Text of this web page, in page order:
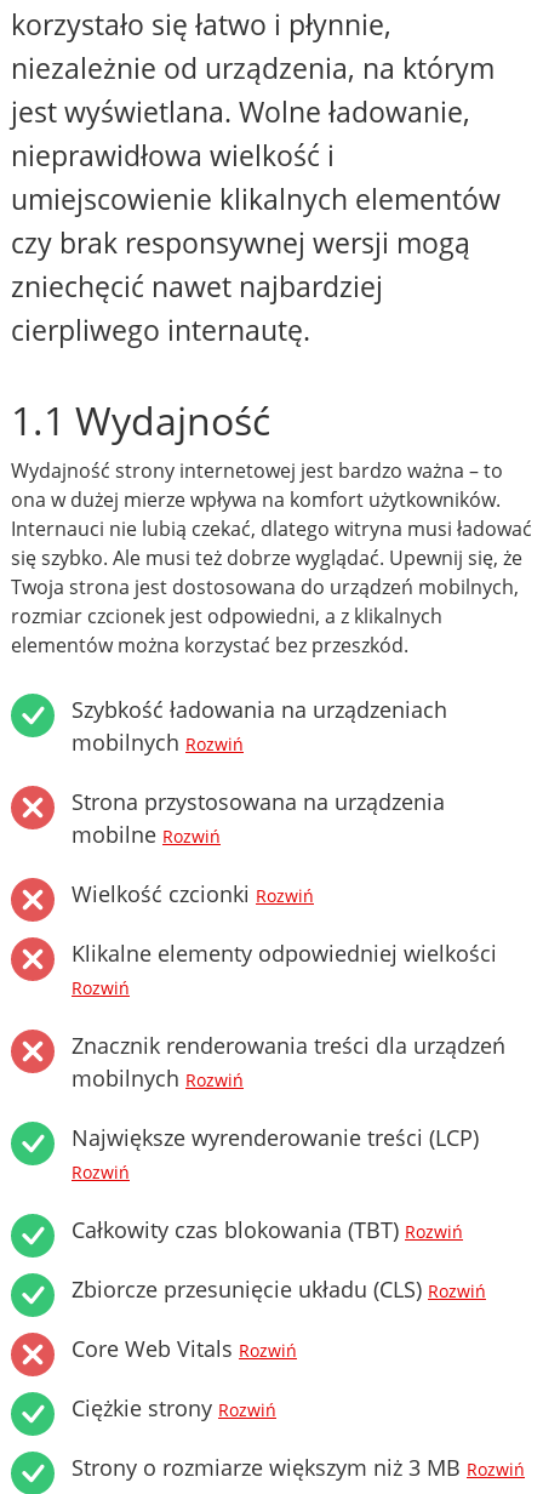
korzystało się łatwo i płynnie,
niezależnie od urządzenia, na którym
jest wyświetlana. Wolne ładowanie,
nieprawidłowa wielkość i
umiejscowienie klikalnych elementów
czy brak responsywnej wersji mogą
zniechęcić nawet najbardziej
cierpliwego internautę.
1.1 Wydajność
Wydajność strony internetowej jest bardzo ważna – to
ona w dużej mierze wpływa na komfort użytkowników.
Internauci nie lubią czekać, dlatego witryna musi ładować
się szybko. Ale musi też dobrze wyglądać. Upewnij się, że
Twoja strona jest dostosowana do urządzeń mobilnych,
rozmiar czcionek jest odpowiedni, a z klikalnych
elementów można korzystać bez przeszkód.
Szybkość ładowania na urządzeniach
mobilnych Rozwiń
Strona przystosowana na urządzenia
mobilne Rozwiń
Wielkość czcionki Rozwiń
Klikalne elementy odpowiedniej wielkości
Rozwiń
Znacznik renderowania treści dla urządzeń
mobilnych Rozwiń
Największe wyrenderowanie treści (LCP)
Rozwiń
Całkowity czas blokowania (TBT) Rozwiń
Zbiorcze przesunięcie układu (CLS) Rozwiń
Core Web Vitals Rozwiń
Ciężkie strony Rozwiń
Strony o rozmiarze większym niż 3 MB Rozwiń